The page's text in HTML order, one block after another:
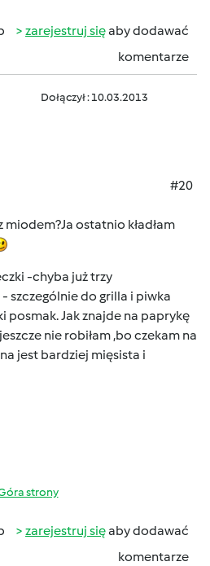
zarejestruj sięaby dodawać
komentarze
Dołączył : 10.03.2013
#20
ostatnio kładłam
-chyba już trzy
szczególnie do grilla i piwka
posmak.Jak znajde na paprykę
nie robiłam ,bo czekam na
jest bardziej mięsista i
strony
zarejestruj sięaby dodawać
komentarze